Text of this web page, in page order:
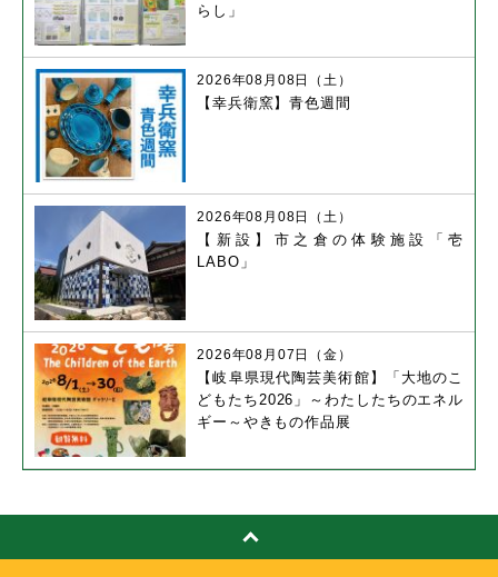
らし」
【幸兵衛窯】青色週間
2026年08月08日（土）
【新設】市之倉の体験施設「壱
LABO」
2026年08月08日（土）
【岐阜県現代陶芸美術館】「大地のこ
どもたち2026」～わたしたちのエネル
ギー～やきもの作品展
2026年08月07日（金）